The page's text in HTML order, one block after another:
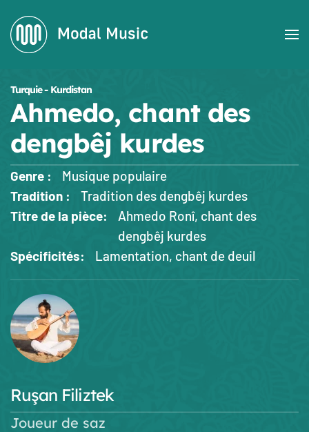
Accéder au contenu principal
Turquie - Kurdistan
Ahmedo, chant des
dengbêj kurdes
Genre :
Musique populaire
Tradition :
Tradition des dengbêj kurdes
Titre de la pièce:
Ahmedo Ronî, chant des
dengbêj kurdes
Spécificités:
Lamentation, chant de deuil
Ruşan Filiztek
Joueur de saz